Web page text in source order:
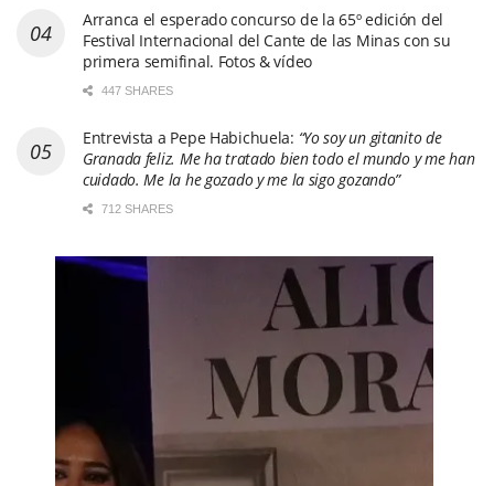
Arranca el esperado concurso de la 65º edición del
Festival Internacional del Cante de las Minas con su
primera semifinal. Fotos & vídeo
447 SHARES
Entrevista a Pepe Habichuela: “Yo soy un gitanito de
Granada feliz. Me ha tratado bien todo el mundo y me han
cuidado. Me la he gozado y me la sigo gozando”
712 SHARES